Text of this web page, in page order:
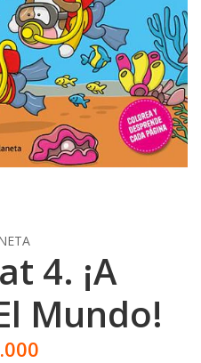
4. ¡A
Mundo!